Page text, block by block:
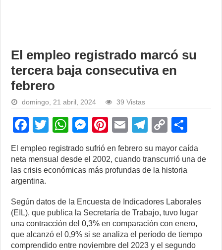
El empleo registrado marcó su
tercera baja consecutiva en
febrero
domingo, 21 abril, 2024 39 Vistas
F
a
c
e
b
o
o
k
T
wi
tt
er
W
at
s
p
p
M
e
ss
e
g
er
Pi
nt
er
e
E
ail
T
e
gr
m
C
p
y
n
k
h
ar
El empleo registrado sufrió en febrero su mayor caída
neta mensual desde el 2002, cuando transcurrió una de
las crisis económicas más profundas de la historia
argentina.
Según datos de la Encuesta de Indicadores Laborales
(EIL), que publica la Secretaría de Trabajo, tuvo lugar
una contracción del 0,3% en comparación con enero,
que alcanzó el 0,9% si se analiza el período de tiempo
comprendido entre noviembre del 2023 y el segundo